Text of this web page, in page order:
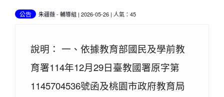
公告 朱疆薇- 輔導組 | 2026-05-26 | 人氣：45
說明： 一、依據教育部國民及學前教
育署114年12月29日臺教國署原字第
1145704536號函及桃園市政府教育局